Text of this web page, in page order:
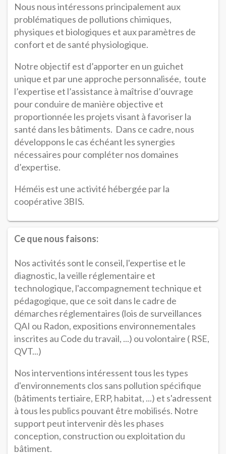
Nous nous intéressons principalement aux
problématiques de pollutions chimiques,
physiques et biologiques et aux paramètres de
confort et de santé physiologique.
Notre objectif est d’apporter en un guichet
unique et par une approche personnalisée, toute
l’expertise et l’assistance à maîtrise d’ouvrage
pour conduire de manière objective et
proportionnée les projets visant à favoriser la
santé dans les bâtiments. Dans ce cadre, nous
développons le cas échéant les synergies
nécessaires pour compléter nos domaines
d’expertise.
Héméis est une activité hébergée par la
coopérative 3BIS.
Ce que nous faisons:
Nos activités sont le conseil, l'expertise et le
diagnostic, la veille réglementaire et
technologique, l'accompagnement technique et
pédagogique, que ce soit dans le cadre de
démarches réglementaires (lois de surveillances
QAI ou Radon, expositions environnementales
inscrites au Code du travail, ...) ou volontaire ( RSE,
QVT...)
Nos interventions intéressent tous les types
d'environnements clos sans pollution spécifique
(bâtiments tertiaire, ERP, habitat, ...) et s'adressent
à tous les publics pouvant être mobilisés. Notre
support peut intervenir dès les phases
conception, construction ou exploitation du
bâtiment.